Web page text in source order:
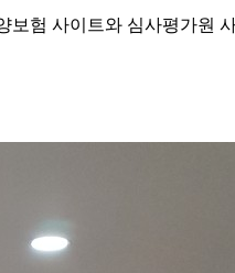
험 사이트와 심사평가원